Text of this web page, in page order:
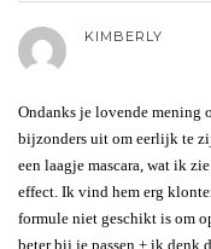
KIMBERLY
Ondanks je lovende mening
bijzonders uit om eerlijk te
een laagje mascara, wat ik
effect. Ik vind hem erg
formule niet geschikt is om
beter bij je passen + ik denk